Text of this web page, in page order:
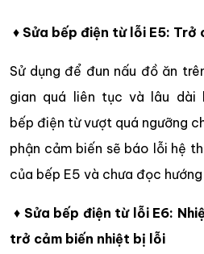
♦ Sửa bếp điện từ lỗi E5: Trở
Sử dụng để đun nấu đồ ăn
gian quá liên tục và lâu dài
bếp điện từ vượt quá ngưỡng
phận cảm biến sẽ báo lỗi hệ
của bếp E5 và chưa đọc
♦ Sửa bếp điện từ lỗi E6:
trở cảm biến nhiệt bị lỗi